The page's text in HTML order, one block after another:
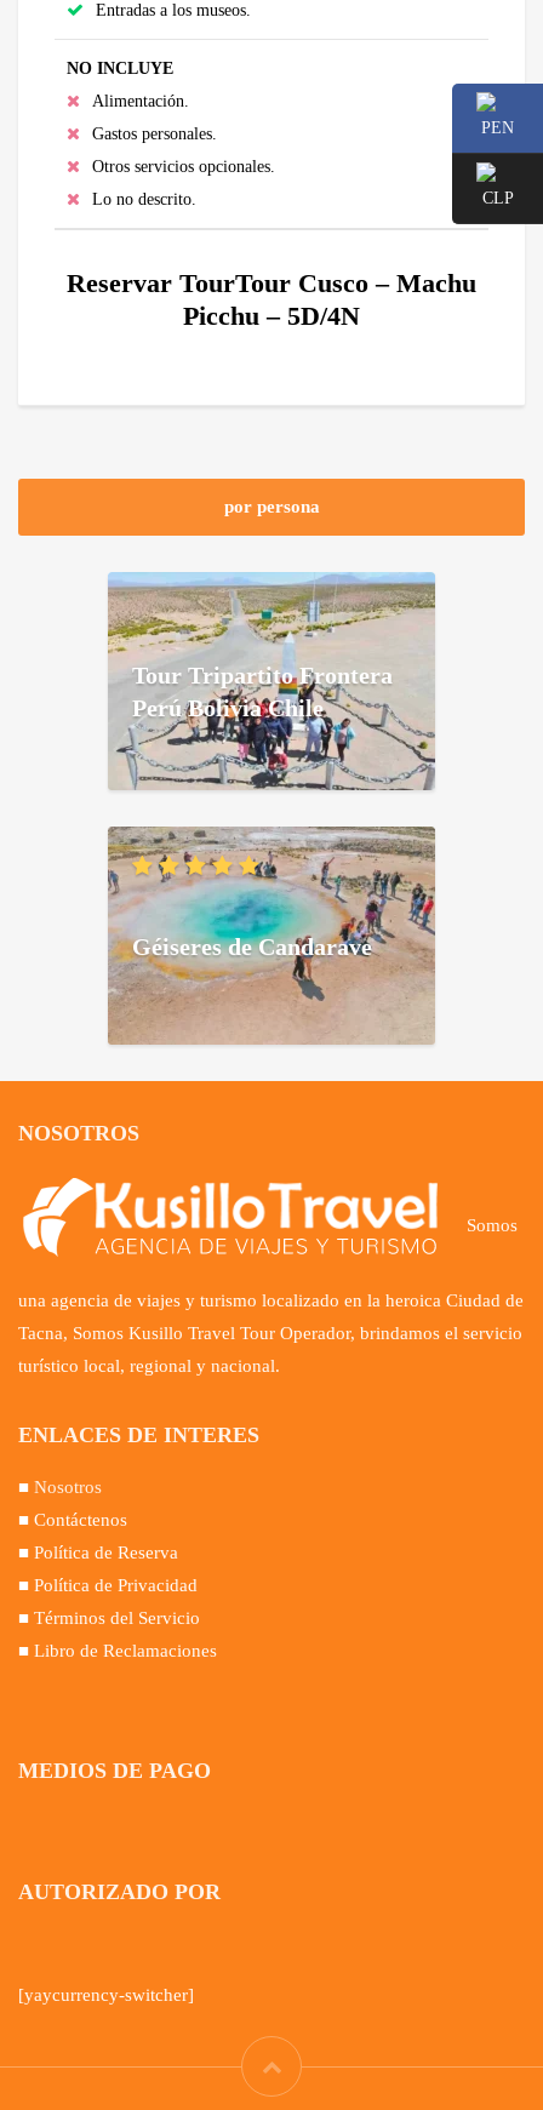
Entradas a los museos.
NO INCLUYE
Alimentación.
Gastos personales.
Otros servicios opcionales.
Lo no descrito.
Reservar TourTour Cusco – Machu
Picchu – 5D/4N
por persona
Tour Tripartito Frontera
Perú Bolivia Chile
Géiseres de Candarave
NOSOTROS
Somos
una agencia de viajes y turismo localizado en la heroica Ciudad de
Tacna, Somos Kusillo Travel Tour Operador, brindamos el servicio
turístico local, regional y nacional.
ENLACES DE INTERES
■ Nosotros
■ Contáctenos
■ Política de Reserva
■ Política de Privacidad
■ Términos del Servicio
■ Libro de Reclamaciones
MEDIOS DE PAGO
AUTORIZADO POR
[yaycurrency-switcher]